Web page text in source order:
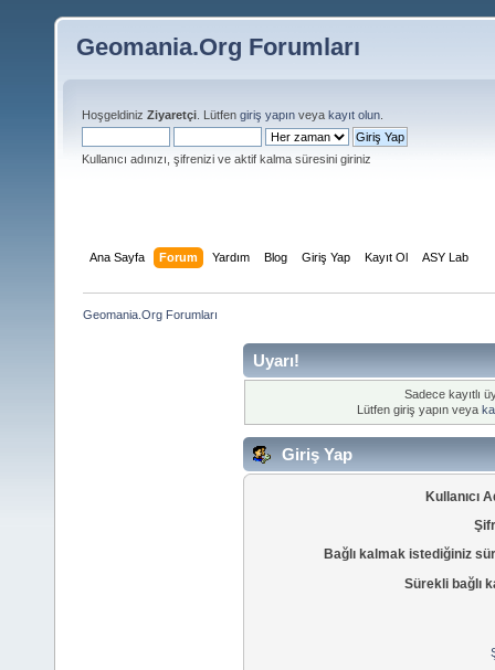
Geomania.Org Forumları
Hoşgeldiniz Ziyaretçi . Lütfen giriş yapın veya kayıt olun
Kullanıcı adınızı, şifrenizi ve aktif kalma süresini giriniz
Ana Sayfa Forum Yardım Blog Giriş Yap Kayıt Ol ASY Lab
Geomania.Org Forumları
Uyarı!
Sadece kayıtlı
Lütfen giriş yapın veya
Giriş Yap
Kullanıcı
Bağlı kalmak istediğiniz
Sürekli bağlı